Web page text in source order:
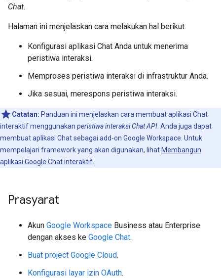
Chat.
Halaman ini menjelaskan cara melakukan hal berikut:
Konfigurasi aplikasi Chat Anda untuk menerima
peristiwa interaksi.
Memproses peristiwa interaksi di infrastruktur Anda.
Jika sesuai, merespons peristiwa interaksi.
Catatan: Panduan ini menjelaskan cara membuat aplikasi Chat
interaktif menggunakan peristiwa interaksi Chat API . Anda juga dapat
membuat aplikasi Chat sebagai add-on Google Workspace. Untuk
mempelajari framework yang akan digunakan, lihat Membangun
aplikasi Google Chat interaktif
Prasyarat
Akun Google Workspace Business atau Enterprise
dengan akses ke Google Chat.
Buat project Google Cloud.
Konfigurasi layar izin OAuth.